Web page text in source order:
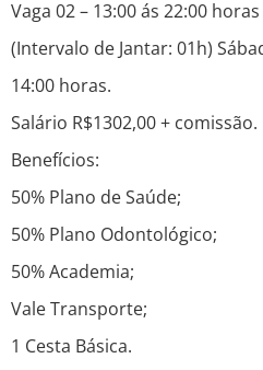
Vaga 02 – 13:00 ás 22:00
(Intervalo de Jantar: 01h)
14:00 horas.
Salário R$1302,00 + comissão.
Benefícios:
50% Plano de Saúde;
50% Plano Odontológico;
50% Academia;
Vale Transporte;
1 Cesta Básica.